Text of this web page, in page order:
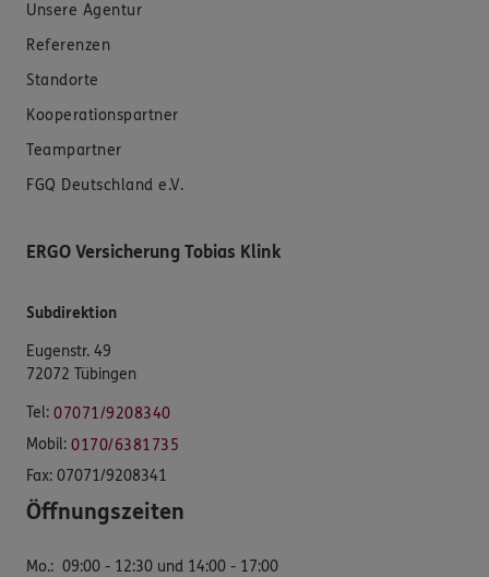
Unsere Agentur
Referenzen
Standorte
Kooperationspartner
Teampartner
FGQ Deutschland e.V.
ERGO Versicherung Tobias Klink
Subdirektion
Eugenstr. 49
72072 Tübingen
Tel: 07071/9208340
Mobil: 0170/6381735
Fax: 07071/9208341
Öffnungszeiten
Mo.: 09:00 - 12:30 und 14:00 - 17:00